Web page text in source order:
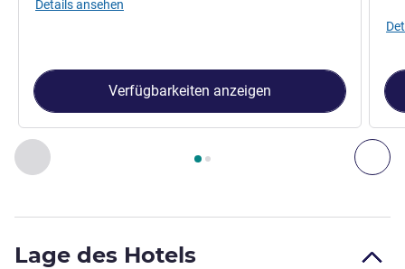
Zurück - Zimmer
Seite1 , Zimmer 1 : Standardzimmer mit einem
Details ansehen
Verfügbarkeiten anzeigen
Lage des Hotels